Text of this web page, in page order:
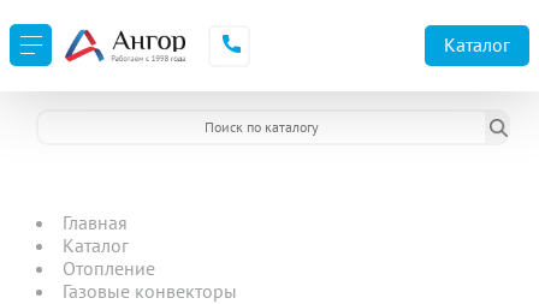
Каталог
Главная
Каталог
Отопление
Газовые конвекторы